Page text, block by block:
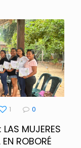
1 0
MUJERES
ROBORÉ